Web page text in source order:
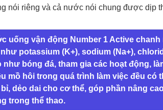
nói riêng và cả nước nói chung được dịp
uống vận động Number 1 Active
potassium (K+), sodium (Na+),
như bóng đá, tham gia các hoạt động,
mồ hôi trong quá trình làm việc đều
bỉ, dẻo dai cho cơ thể, góp phần nâng
trong thể thao.